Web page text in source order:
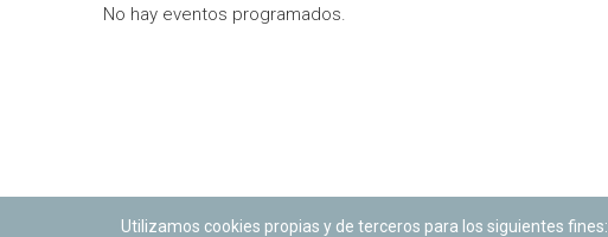
No hay eventos programados.
Utilizamos cookies propias y de terceros para los siguientes fines: